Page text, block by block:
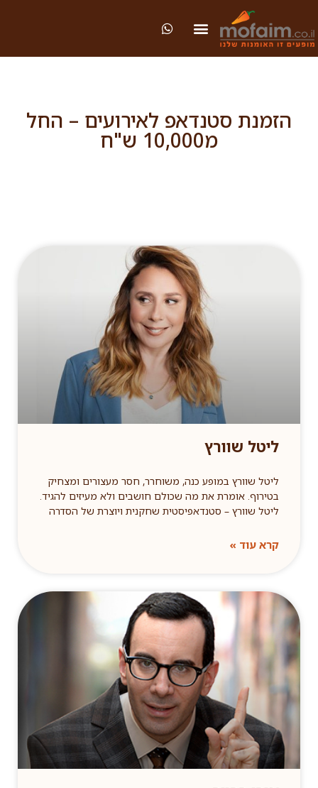
הזמנת סטנדאפ לאירועים – החל
מ10,000 ש"ח
ליטל שוורץ
ליטל שוורץ במופע כנה, משוחרר, חסר מעצורים ומצחיק
בטירוף. אומרת את מה שכולם חושבים ולא מעיזים להגיד.
ליטל שוורץ – סטנדאפיסטית שחקנית ויוצרת של הסדרה
קרא עוד »